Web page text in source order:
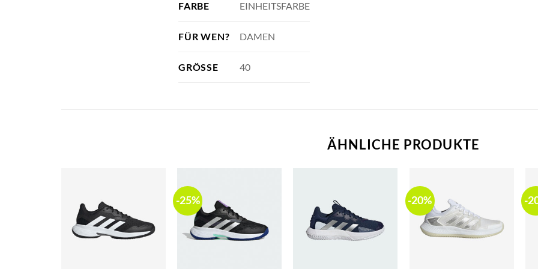
FARBE EINHEITSFARBE
FÜR WEN? DAMEN
GRÖSSE 40
ÄHNLICHE PRODUKTE
-25% -20% -